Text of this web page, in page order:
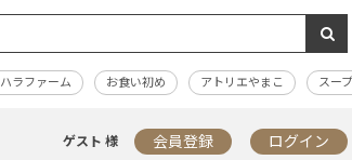
ラファーム お食い初め アトリエやまこ スープ
ゲスト 様 会員登録 ログイン